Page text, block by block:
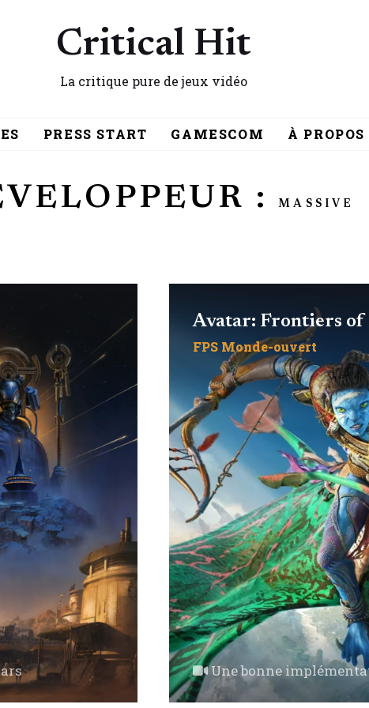
Critical Hit
La critique pure de jeux vidéo
PRESS START GAMESCOM À PROPOS
:MASSIVE
Avatar: Frontiers of
FPS Monde-ouvert
Une bonne